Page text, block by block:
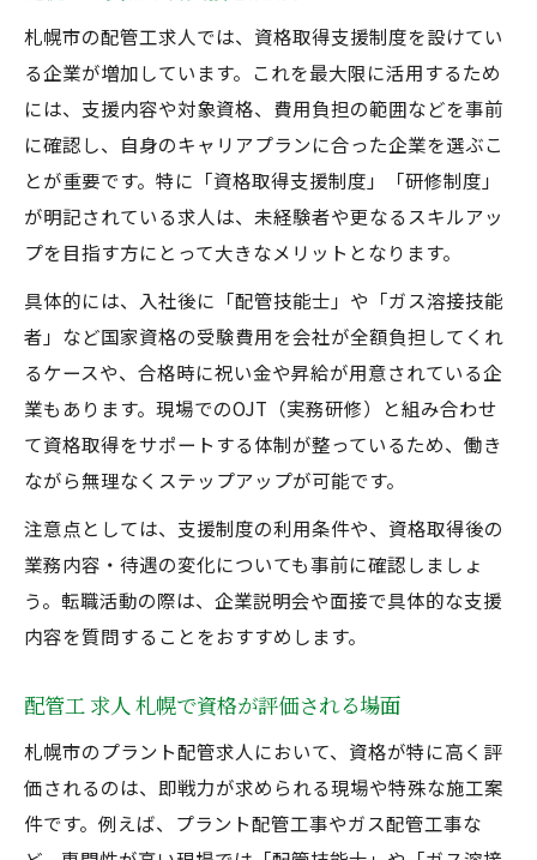
札幌市の配管工求人では、資格取得支援制度を設けてい
る企業が増加しています。これを最大限に活用するため
には、支援内容や対象資格、費用負担の範囲などを事前
に確認し、自身のキャリアプランに合った企業を選ぶこ
とが重要です。特に「資格取得支援制度」「研修制度」
が明記されている求人は、未経験者や更なるスキルアッ
プを目指す方にとって大きなメリットとなります。
具体的には、入社後に「配管技能士」や「ガス溶接技能
者」など国家資格の受験費用を会社が全額負担してくれ
るケースや、合格時に祝い金や昇給が用意されている企
業もあります。現場でのOJT（実務研修）と組み合わせ
て資格取得をサポートする体制が整っているため、働き
ながら無理なくステップアップが可能です。
注意点としては、支援制度の利用条件や、資格取得後の
業務内容・待遇の変化についても事前に確認しましょ
う。転職活動の際は、企業説明会や面接で具体的な支援
内容を質問することをおすすめします。
配管工 求人 札幌で資格が評価される場面
札幌市のプラント配管求人において、資格が特に高く評
価されるのは、即戦力が求められる現場や特殊な施工案
件です。例えば、プラント配管工事やガス配管工事な